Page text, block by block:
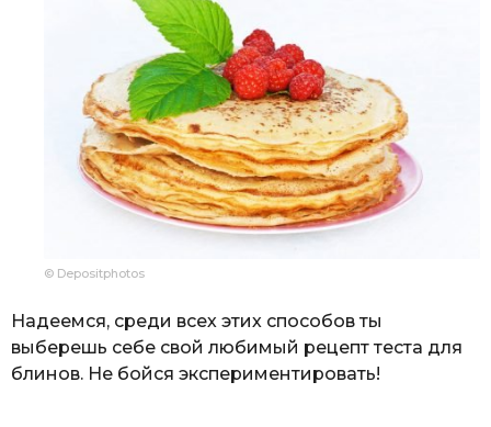
© Depositphotos
Надеемся, среди всех этих способов ты
выберешь себе свой любимый рецепт теста для
блинов. Не бойся экспериментировать!